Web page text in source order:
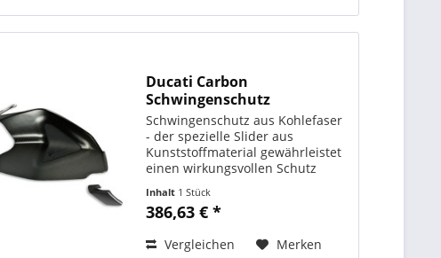
Ducati Carbon
Schwingenschutz
Schwingenschutz aus Kohlefaser
- der spezielle Slider aus
Kunststoffmaterial gewährleistet
einen wirkungsvollen Schutz
echtes Stilelement -
Gummibeschichte Innenseite
Kratzern...
Inhalt 1 Stück
386,63 € *
Vergleichen Merken